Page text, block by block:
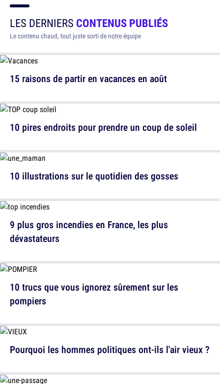
LES DERNIERS CONTENUS PUBLIÉS
Le contenu chaud, tout juste sorti de notre équipe
15 raisons de partir en vacances en août
10 illustrations sur le quotidien des gosses
10 trucs que vous ignorez sûrement sur les
pompiers
10 pires endroits pour prendre un coup de soleil
9 plus gros incendies en France, les plus
dévastateurs
Pourquoi les hommes politiques ont-ils l'air vieux ?